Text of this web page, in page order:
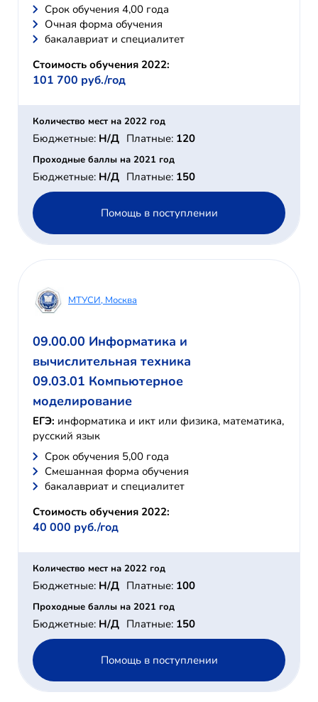
Cрок обучения 4,00 года
Очная форма обучения
бакалавриат и специалитет
Стоимость обучения 2022:
101 700 руб./год
Количество мест на 2022 год
Бюджетные: Н/Д Платные: 120
Проходные баллы на 2021 год
Бюджетные: Н/Д Платные: 150
Помощь в поступлении
МТУСИ, Москва
09.00.00 Информатика и
вычислительная техника
09.03.01 Компьютерное
моделирование
ЕГЭ: информатика и икт или физика, математика,
русский язык
Cрок обучения 5,00 года
Смешанная форма обучения
бакалавриат и специалитет
Стоимость обучения 2022:
40 000 руб./год
Количество мест на 2022 год
Бюджетные: Н/Д Платные: 100
Проходные баллы на 2021 год
Бюджетные: Н/Д Платные: 150
Помощь в поступлении